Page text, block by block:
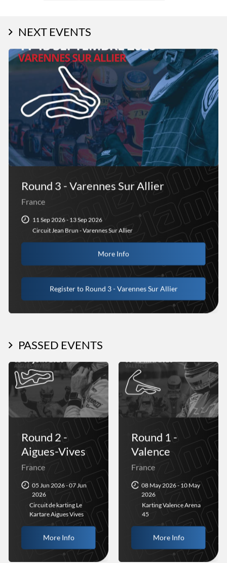
NEXT EVENTS
Round 3 - Varennes Sur Allier
France
11 Sep 2026 - 13 Sep 2026
Circuit Jean Brun - Varennes Sur Allier
More Info
Register to Round 3 - Varennes Sur Allier
PASSED EVENTS
Round 2 -
Aigues-Vives
France
05 Jun 2026 - 07 Jun
2026
Circuit de karting Le
Kartare Aigues Vives
More Info
Round 1 -
Valence
France
08 May 2026 - 10 May
2026
Karting Valence Arena
45
More Info